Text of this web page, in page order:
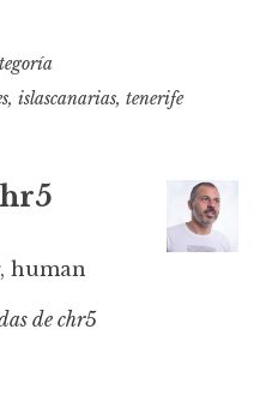
, islascanarias, tenerife
human
de chr5